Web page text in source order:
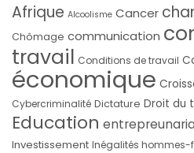
Afrique Alcoolisme Cancer
Chômage communication
travail Conditions de travail
économique
Cybercriminalité Dictature Droit du
Education
Investissement Inégalités hommes-